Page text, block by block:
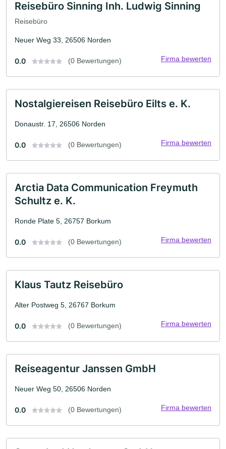
Reisebüro Sinning Inh. Ludwig Sinning
Reisebüro
Neuer Weg 33, 26506 Norden
0.0 (0 Bewertungen) Firma bewerten
Nostalgiereisen Reisebüro Eilts e. K.
Donaustr. 17, 26506 Norden
0.0 (0 Bewertungen) Firma bewerten
Arctia Data Communication Freymuth
Schultz e. K.
Ronde Plate 5, 26757 Borkum
0.0 (0 Bewertungen) Firma bewerten
Klaus Tautz Reisebüro
Alter Postweg 5, 26767 Borkum
0.0 (0 Bewertungen) Firma bewerten
Reiseagentur Janssen GmbH
Neuer Weg 50, 26506 Norden
0.0 (0 Bewertungen) Firma bewerten